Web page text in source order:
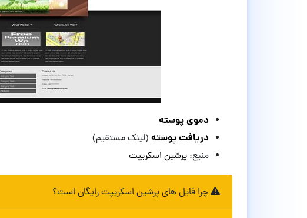
دموی پوسته
دریافت پوسته (لینک مستقیم)
منبع: پرشین اسکریپت
چرا فایل های پرشین اسکریپت رایگان است؟